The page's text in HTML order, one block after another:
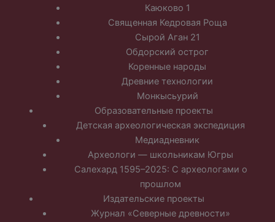
Каюково 1
Священная Кедровая Роща
Сырой Аган 21
Обдорский острог
Коренные народы
Древние технологии
Монкысьурий
Образовательные проекты
Детская археологическая экспедиция
Медиадневник
Археологи — школьникам Югры
Салехард 1595–2025: С археологами о
прошлом
Издательские проекты
Журнал «Северные древности»